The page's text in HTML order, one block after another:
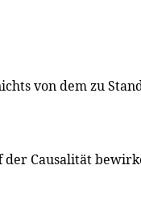
von dem zu
der Causalität